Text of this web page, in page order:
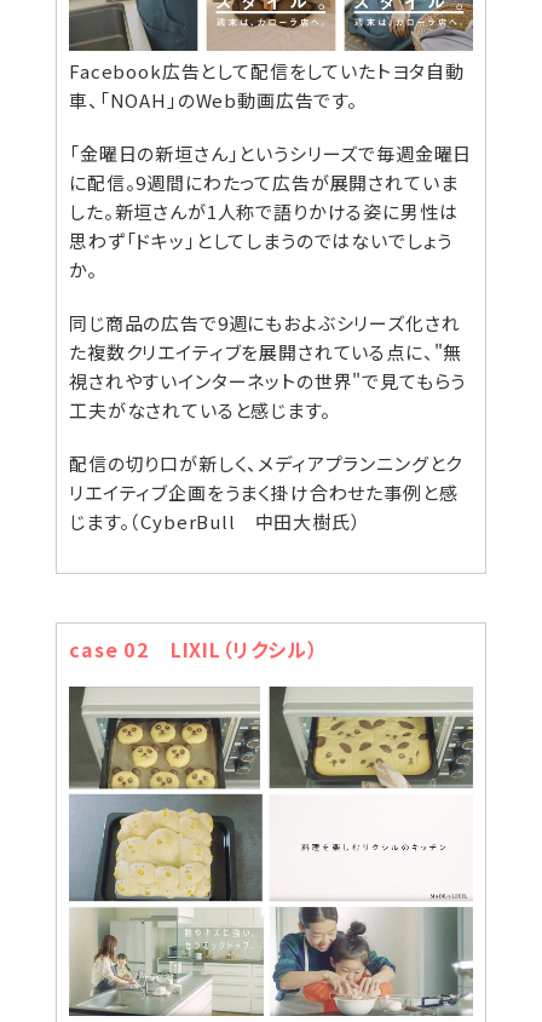
Facebook広告として配信をしていたトヨタ自動
車、「NOAH」のWeb動画広告です。
「金曜日の新垣さん」というシリーズで毎週金曜日
に配信。9週間にわたって広告が展開されていま
した。新垣さんが1人称で語りかける姿に男性は
思わず「ドキッ」としてしまうのではないでしょう
か。
同じ商品の広告で9週にもおよぶシリーズ化され
た複数クリエイティブを展開されている点に、"無
視されやすいインターネットの世界"で見てもらう
工夫がなされていると感じます。
配信の切り口が新しく、メディアプランニングとク
リエイティブ企画をうまく掛け合わせた事例と感
じます。（CyberBull 中田大樹氏）
case 02 LIXIL（リクシル）